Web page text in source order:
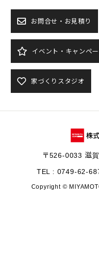
お問合せ・お見積り
イベント・キャンペ
家づくりスタジオ
〒526-0033 滋
TEL : 0749-62-
Copyright ©